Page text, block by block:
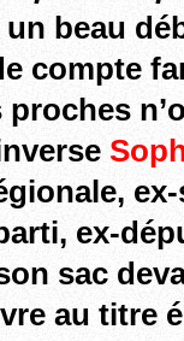
un beau
compte
proches
ex-
sac
au titre